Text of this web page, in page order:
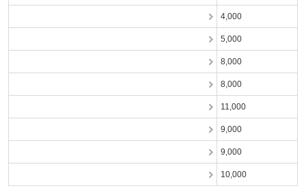
4,000
5,000
8,000
8,000
11,000
9,000
9,000
10,000